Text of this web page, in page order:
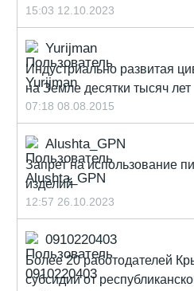
15:03 12.10.2023
Yurijman
Индустриально развитая
на Земле десятки тысяч лет
07:18 08.08.2015
Alushta_GPN
Запрет на использование
изделий
12:57 26.10.2023
0910220403
Более 20 работодателей
субсидии от